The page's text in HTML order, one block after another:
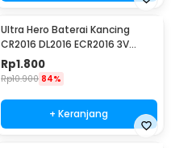
Ultra Hero Baterai Kancing
CR2016 DL2016 ECR2016 3V
Lithium 1 PCS
Rp1.800
Rp10.900 84%
+ Keranjang